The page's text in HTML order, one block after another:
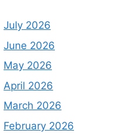
July 2026
June 2026
May 2026
April 2026
March 2026
February 2026